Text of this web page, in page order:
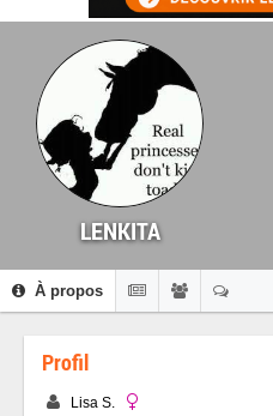
LENKITA
À propos
Profil
Lisa S.